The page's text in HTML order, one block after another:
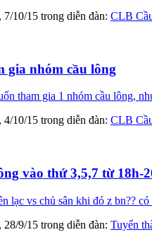
, 7/10/15 trong diễn đàn: CLB
gia nhóm cầu lông
tham gia 1 nhóm cầu lông,
, 4/10/15 trong diễn đàn: CLB
vào thứ 3,5,7 từ 18h-
lạc vs chủ sân khi đó z bn??
, 28/9/15 trong diễn đàn: Tuyển